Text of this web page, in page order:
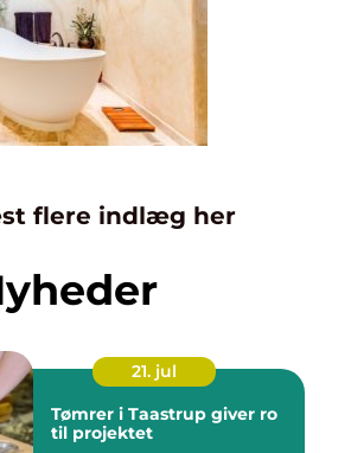
flere indlæg her
21. jul
Tømrer i Taastrup giver ro
til projektet